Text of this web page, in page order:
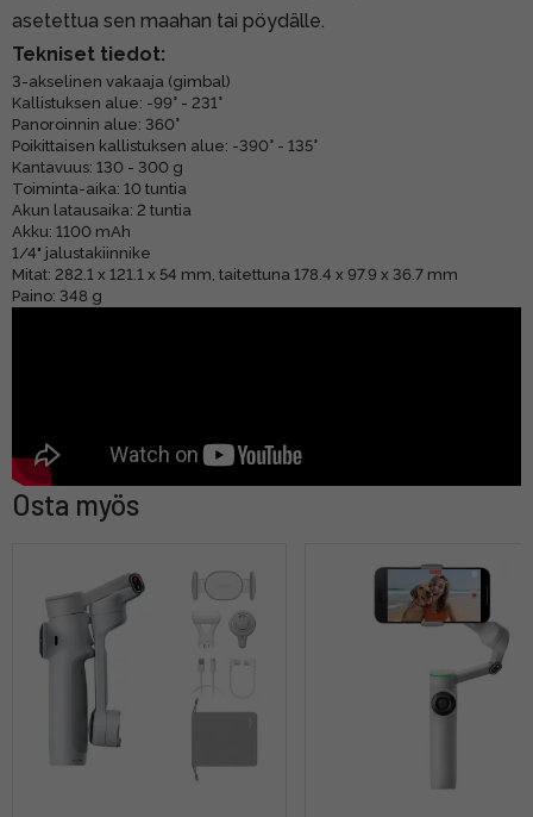
asetettua sen maahan tai pöydälle.
Tekniset tiedot:
3-akselinen vakaaja (gimbal)
Kallistuksen alue: -99° - 231°
Panoroinnin alue: 360°
Poikittaisen kallistuksen alue: -390° - 135°
Kantavuus: 130 - 300 g
Toiminta-aika: 10 tuntia
Akun latausaika: 2 tuntia
Akku: 1100 mAh
1/4" jalustakiinnike
Mitat: 282.1 x 121.1 x 54 mm, taitettuna 178.4 x 97.9 x 36.7 mm
Paino: 348 g
Osta myös